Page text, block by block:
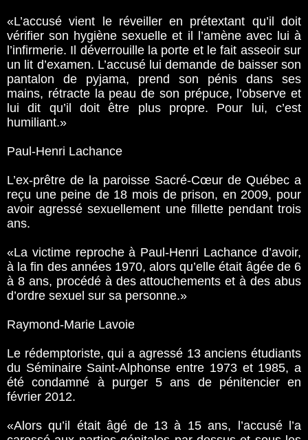
«L’accusé vient le réveiller en prétextant qu’il doit
vérifier son hygiène sexuelle et il l’amène avec lui à
l’infirmerie. Il déverrouille la porte et le fait asseoir sur
un lit d’examen. L’accusé lui demande de baisser son
pantalon de pyjama, prend son pénis dans ses
mains, rétracte la peau de son prépuce, l’observe et
lui dit qu’il doit être plus propre. Pour lui, c’est
humiliant­­.»
Paul-Henri Lachance
L’ex-prêtre de la paroisse Sacré-Cœur de Québec a
reçu une peine­­ de 18 mois de prison, en 2009, pour
avoir agressé sexuellement une fillette pendant trois
ans.
«La victime reproche à Paul-Henri Lachance d’avoir,
à la fin des années 1970, alors qu’elle était âgée de 6
à 8 ans, procédé à des attouchements et à des abus
d’ordre sexuel sur sa personne.»
Raymond-Marie Lavoie
Le rédemptoriste, qui a agressé 13 anciens étudiants
du Séminaire Saint-Alphonse entre 1973 et 1985, a
été condamné à purger 5 ans de pénitencier en
février 2012.
«Alors qu’il était âgé de 13 à 15 ans, l’accusé l’a